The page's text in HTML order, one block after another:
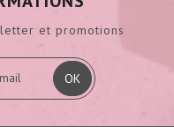
et promotions
OK